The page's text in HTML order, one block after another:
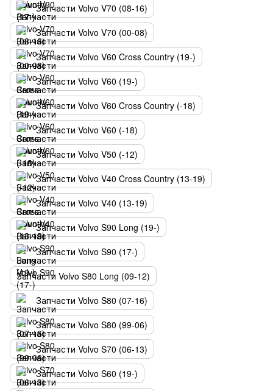
Запчасти Volvo V70 (08-16)
Запчасти Volvo V70 (00-08)
Запчасти Volvo V60 Cross Country (19-)
Запчасти Volvo V60 (19-)
Запчасти Volvo V60 Cross Country (-18)
Запчасти Volvo V60 (-18)
Запчасти Volvo V50 (-12)
Запчасти Volvo V40 Cross Country (13-19)
Запчасти Volvo V40 (13-19)
Запчасти Volvo S90 Long (19-)
Запчасти Volvo S90 (17-)
Запчасти Volvo S80 Long (09-12)
Запчасти Volvo S80 (07-16)
Запчасти Volvo S80 (99-06)
Запчасти Volvo S70 (06-13)
Запчасти Volvo S60 (19-)